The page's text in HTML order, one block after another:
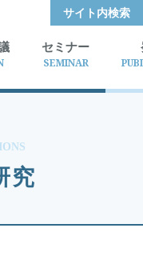
サイト内検索
セミナー
SEMINAR
究